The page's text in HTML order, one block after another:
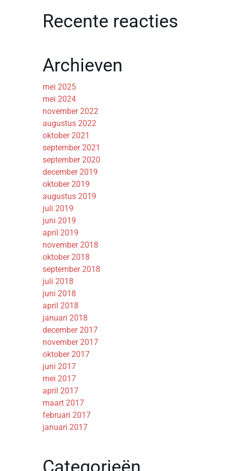
Recente reacties
Archieven
mei 2025
mei 2024
november 2022
augustus 2022
oktober 2021
september 2021
september 2020
december 2019
oktober 2019
augustus 2019
juli 2019
juni 2019
april 2019
november 2018
oktober 2018
september 2018
juli 2018
juni 2018
april 2018
januari 2018
december 2017
november 2017
oktober 2017
juni 2017
mei 2017
april 2017
maart 2017
februari 2017
januari 2017